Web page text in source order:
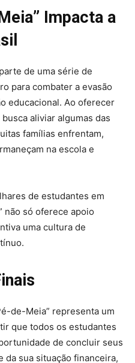
Impacta a
de uma série de
para combater a evasão
educacional. Ao oferecer
aliviar algumas das
famílias enfrentam,
na escola e
de estudantes em
não só oferece apoio
uma cultura de
de-Meia” representa um
que todos os estudantes
de concluir seus
sua situação financeira,